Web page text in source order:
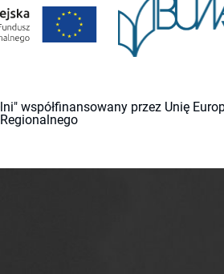
współfinansowany przez Unię
Regionalnego